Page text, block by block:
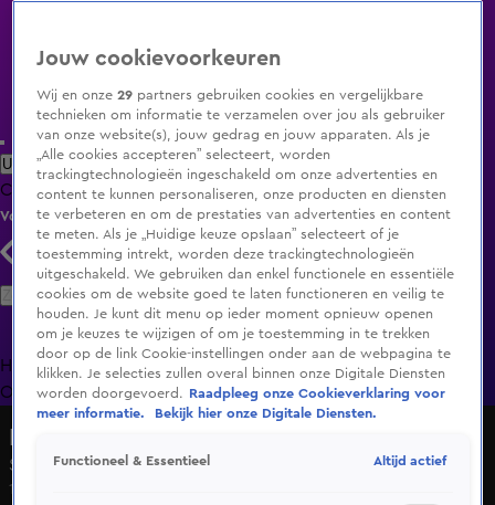
Uitzending Gemist Populaire programma's Zenders Genres
ClipsFilmsRadioSmart TV inlogShop
Volg KIJK
Zoeken
HomeUitzending Gemist Programma's De Bondgenoten
OranjezomerLivestreamsShop
Seizoen De Auto Van..., aflevering 7
11 dec 2023, 23:05
Jouw cookievoorkeuren
Wij en onze29 partners gebruiken cookies en vergelijkbare
technieken om informatie te verzamelen over jou als gebruiker
van onze website(s), jouw gedrag en jouw apparaten. Als je
„Alle cookies accepteren” selecteert, worden
trackingtechnologieën ingeschakeld om onze advertenties en
content te kunnen personaliseren, onze producten en diensten
te verbeteren en om de prestaties van advertenties en content
te meten. Als je „Huidige keuze opslaan” selecteert of je
toestemming intrekt, worden deze trackingtechnologieën
uitgeschakeld. We gebruiken dan enkel functionele en essentiële
cookies om de website goed te laten functioneren en veilig te
houden. Je kunt dit menu op ieder moment opnieuw openen
om je keuzes te wijzigen of om je toestemming in te trekken
door op de link Cookie-instellingen onder aan de webpagina te
klikken. Je selecties zullen overal binnen onze Digitale Diensten
worden doorgevoerd.
Raadpleeg onze Cookieverklaring voor
meer informatie.
Bekijk hier onze Digitale Diensten.
Functioneel & Essentieel Altijd actief